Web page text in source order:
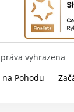
vyhrazena
na Pohodu